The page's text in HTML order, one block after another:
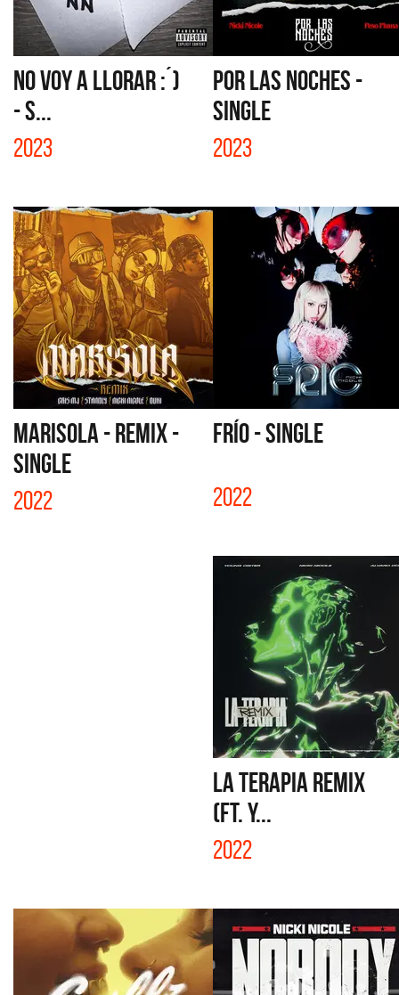
NO VOY A LLORAR :´)
- S...
2023
POR LAS NOCHES -
SINGLE
2023
MARISOLA - REMIX -
SINGLE
2022
FRÍO - SINGLE
2022
LA TERAPIA REMIX
(FT. Y...
2022